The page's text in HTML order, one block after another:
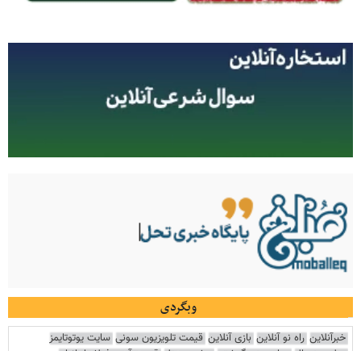
وبگردی
خبرآنلاین راه نو آنلاین بازی آنلاین قیمت تلویزیون سونی سایت یوتوتایمز